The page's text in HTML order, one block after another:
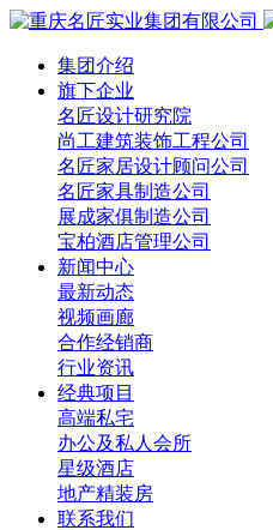
集团介绍
旗下企业
名匠设计研究院
尚工建筑装饰工程公司
名匠家居设计顾问公司
名匠家具制造公司
展成家俱制造公司
宝柏酒店管理公司
新闻中心
最新动态
视频画廊
合作经销商
行业资讯
经典项目
高端私宅
办公及私人会所
星级酒店
地产精装房
联系我们